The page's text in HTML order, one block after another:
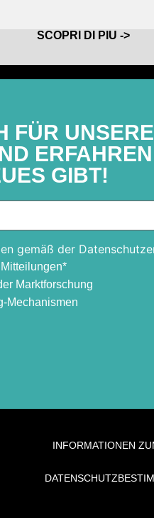
SCOPRI DI PIU ->
FÜR
GIBT!
gemäß der
Marktforschung
Mechanismen
INFORMATIONEN